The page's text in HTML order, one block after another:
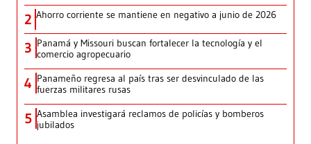
2 Ahorro corriente se mantiene en negativo a junio de 2026
3 Panamá y Missouri buscan fortalecer la tecnología y el
comercio agropecuario
4 Panameño regresa al país tras ser desvinculado de las
fuerzas militares rusas
5 Asamblea investigará reclamos de policías y bomberos
jubilados